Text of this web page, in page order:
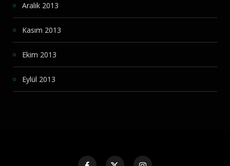
Aralık 2013
Kasım 2013
Ekim 2013
Eylül 2013